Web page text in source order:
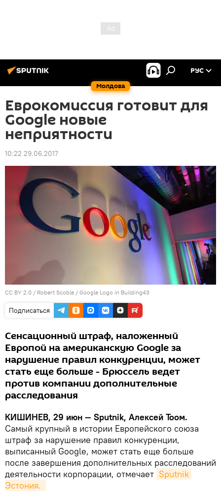
Молдова
РУС
Еврокомиссия готовит для
Google новые
неприятности
10:22 29.06.2017
CC BY 2.0 / Robert Scoble / Google Logo in Building43
Подписаться
Сенсационный штраф, наложенный
Европой на американскую Google за
нарушение правил конкуренции, может
стать еще больше - Брюссель ведет
против компании дополнительные
расследования
КИШИНЕВ, 29 июн — Sputnik, Алексей Тоом.
Самый крупный в истории Европейского союза
штраф за нарушение правил конкуренции,
выписанный Google, может стать еще больше
после завершения дополнительных расследований
деятельности корпорации, отмечает Sputnik
Эстония.